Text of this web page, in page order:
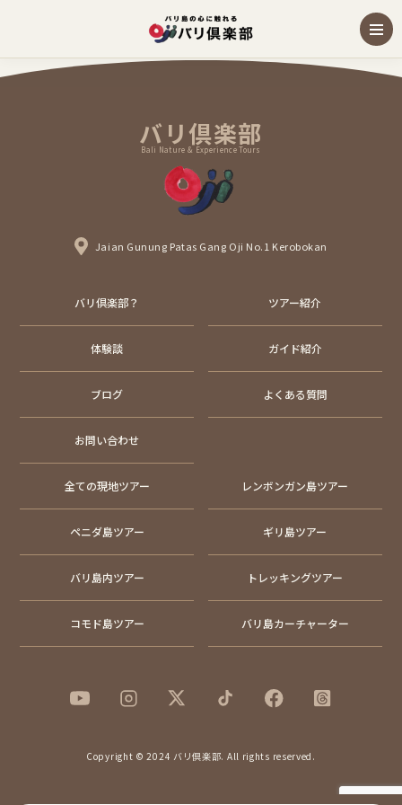
バリ倶楽部
Bali Nature & Experience Tours
Jaian Gunung Patas Gang Oji No.1 Kerobokan
バリ倶楽部？ ツアー紹介
体験談 ガイド紹介
ブログ よくある質問
お問い合わせ
全ての現地ツアー レンボンガン島ツアー
ペニダ島ツアー ギリ島ツアー
バリ島内ツアー トレッキングツアー
コモド島ツアー バリ島カーチャーター
Copyright © 2024 バリ倶楽部. All rights reserved.